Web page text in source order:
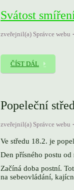
Svátost
zveřejnil(a) Správce webu
ČÍST DÁL
Popeleční
zveřejnil(a) Správce webu
Ve středu 18.2. je
Den přísného postu
Začíná doba postní.
na sebeovládání,